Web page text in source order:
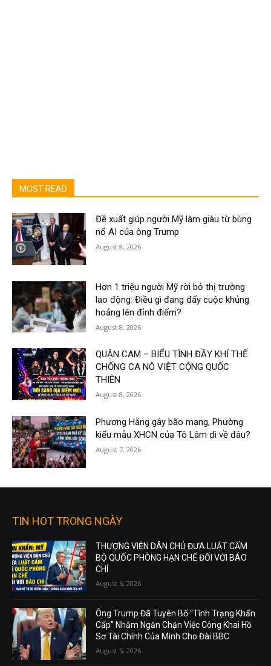
MOST READ
Đề xuất giúp người Mỹ làm giàu từ bùng
nổ AI của ông Trump
August 8, 2026
Hơn 1 triệu người Mỹ rời bỏ thị trường
lao động: Điều gì đang đẩy cuộc khủng
hoảng lên đỉnh điểm?
August 8, 2026
QUẬN CAM – BIỂU TÌNH ĐẦY KHÍ THẾ
CHỐNG CA NÔ VIỆT CỘNG QUỐC
THIÊN
August 8, 2026
Phương Hằng gây bão mạng, Phường
kiểu mẫu XHCN của Tô Lâm đi về đâu?
August 7, 2026
TIN HOT TRONG NGÀY
THƯỢNG VIỆN DÂN CHỦ ĐƯA LUẬT CẤM
BỘ QUỐC PHÒNG HẠN CHẾ ĐỐI VỚI BÁO
CHÍ
August 6, 2026
Ông Trump Đã Tuyên Bố “Tình Trạng Khẩn
Cấp” Nhằm Ngăn Chặn Việc Công Khai Hồ
Sơ Tài Chính Của Mình Cho Đài BBC
August 5, 2026